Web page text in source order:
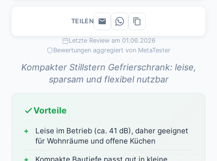
Letzte Review am 01.06.2026
Bewertungen aggregiert von MetaTester
Kompakter Stillstern Gefrierschrank: leise,
sparsam und flexibel nutzbar
Vorteile
Leise im Betrieb (ca. 41 dB), daher geeignet
für Wohnräume und offene Küchen
TEILEN